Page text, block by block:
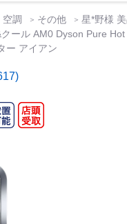
調 その他
星*野様
ール AM0 Dyson Pure
ー アイアン